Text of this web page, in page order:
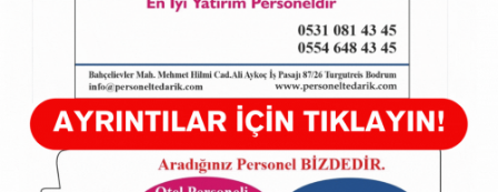
18.02.2025 - 15:24, Güncelleme: 18.02.2025 - 15:24
5208+ kez okundu.
ABONE OL